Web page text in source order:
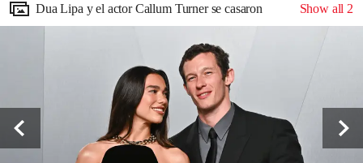
Dua Lipa y el actor Callum Turner se casaron Show all 2